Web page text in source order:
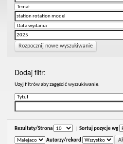
Rozpocznij nowe wyszukiwanie
Dodaj filtr:
Uzyj filtrów aby zagęścić wyszukiwanie.
Rezultaty/Strona Sortuj pozycje wg
Autorzy/rekord